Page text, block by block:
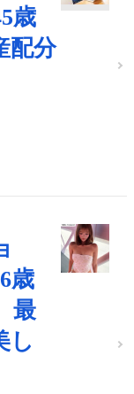
歳
配分
歳
最
し